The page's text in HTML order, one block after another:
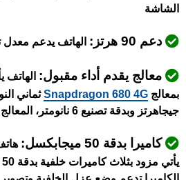
الشاشة
دعم 90 هرتز: الهاتف يدعم
معالج يقدم أداء مقبول: الهاتف
بمعالج Snapdragon 680 4G
جيجاهرتز وبدقة تصنيع 6 نانومتر، المعالج يقدم أداء جيد ومقبول
كاميرا بدقة 50 ميجابكسل: